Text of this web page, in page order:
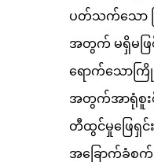
ပတ်သက်သော
အတွက် မရှိမဖ
ရောက်သောက
အတွက်အာရုံစူး
တီထွင်မှုဖြေရှင်
အခြောက်ခံစ